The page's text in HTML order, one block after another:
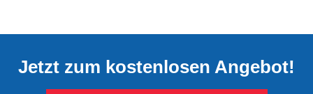
Jetzt zum kostenlosen Angebot!